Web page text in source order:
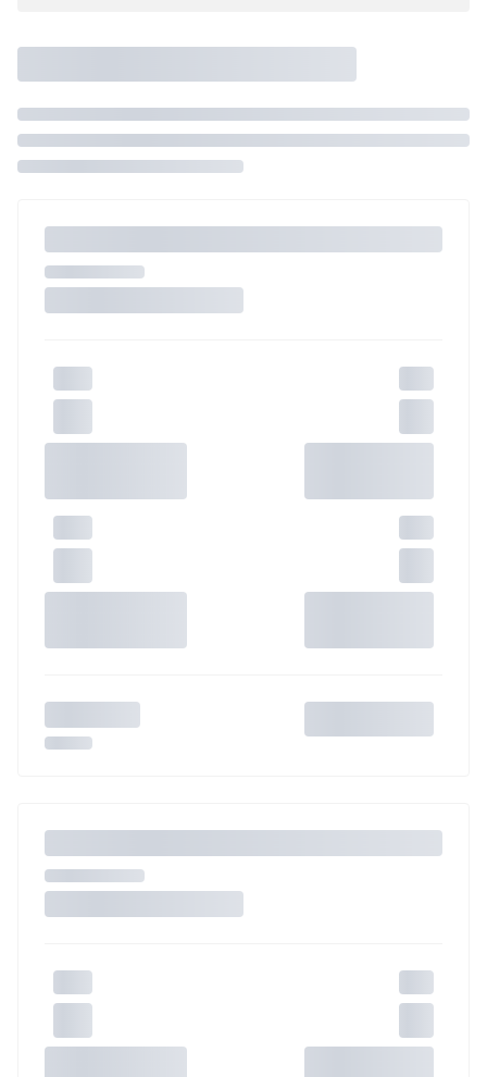
pokoju (lub apartamencie, willi itd.). Wybierz jedną z ofert z listy
i zarezerwuj ją. Zrób oddzielne rezerwacje dla każdego
kolejnego pokoju lubskontaktuj się z nami,by złożyć
zamówienie u naszego doradcy.
Maksymalna liczba uczestników
maksymalny limit dla 1 pokoju.